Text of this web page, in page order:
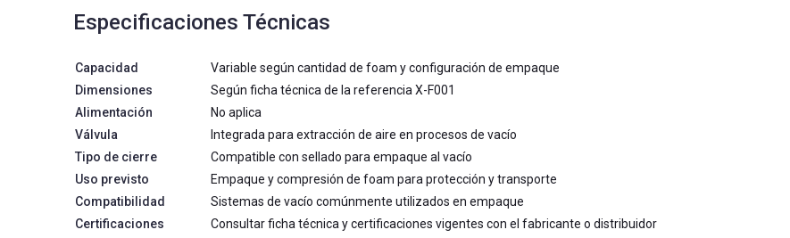
Especificaciones Técnicas
Capacidad
Variable según cantidad de foam y configuración de empaque
Dimensiones
Según ficha técnica de la referencia X-F001
Alimentación
No aplica
Válvula
Integrada para extracción de aire en procesos de vacío
Tipo de cierre
Compatible con sellado para empaque al vacío
Uso previsto
Empaque y compresión de foam para protección y transporte
Compatibilidad
Sistemas de vacío comúnmente utilizados en empaque
Certificaciones
Consultar ficha técnica y certificaciones vigentes con el fabricante o distribuidor